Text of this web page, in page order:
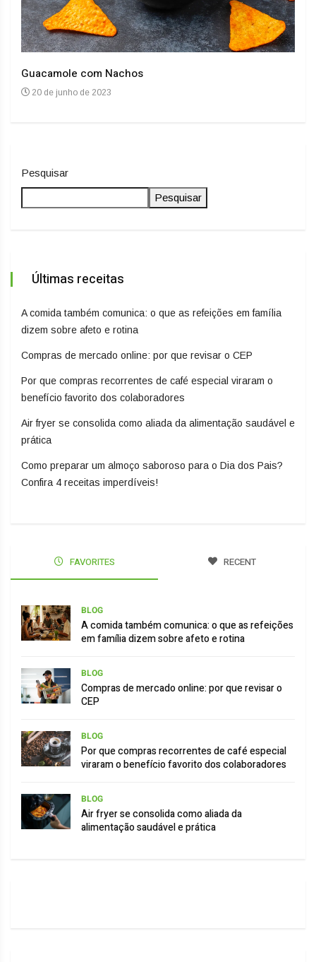
Guacamole com Nachos
20 de junho de 2023
Pesquisar
Pesquisar
Últimas receitas
A comida também comunica: o que as refeições em família
dizem sobre afeto e rotina
Compras de mercado online: por que revisar o CEP
Por que compras recorrentes de café especial viraram o
benefício favorito dos colaboradores
Air fryer se consolida como aliada da alimentação saudável e
prática
Como preparar um almoço saboroso para o Dia dos Pais?
Confira 4 receitas imperdíveis!
FAVORITES RECENT
BLOG
A comida também comunica: o que as refeições
em família dizem sobre afeto e rotina
BLOG
Compras de mercado online: por que revisar o
CEP
BLOG
Por que compras recorrentes de café especial
viraram o benefício favorito dos colaboradores
BLOG
Air fryer se consolida como aliada da
alimentação saudável e prática